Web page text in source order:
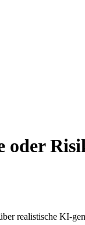
oder
realistische KI-